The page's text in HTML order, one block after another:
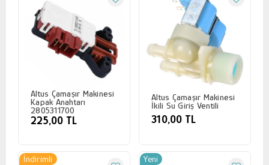
Altus Çamaşır Makinesi
Kapak Anahtarı
2805311700
225,00 TL
Altus Çamaşır Makinesi
İkili Su Giriş Ventili
310,00 TL
İndirimli Yeni